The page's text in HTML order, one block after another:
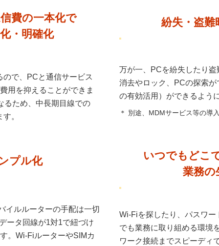
費の一本化で
・明確化
で、PCと通信サービス
用を抑えることができま
るため、中長期目線での
。
紛失・盗難
万が一、PCを紛失したり
消去やロック、PCの探索
の有効活用）ができるよう
＊ 別途、MDMサービス等の導
プル化
イルルーターの手配は一切
ータ回線が1対1で紐づけ
。Wi-FiルーターやSIMカ
いつでもどこ
業務の
Wi-Fiを探したり、パスワ
でも業務に取り組める環境
ワーク接続までスピーディ